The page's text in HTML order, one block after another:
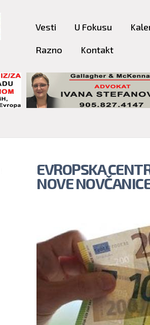
Vesti U Fokusu
Razno Kontakt
EVROPSKA
NOVE